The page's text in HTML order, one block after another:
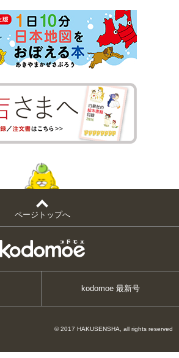
ページトップへ
kodomoe 最新号
© 2017 HAKUSENSHA, all rights reserved